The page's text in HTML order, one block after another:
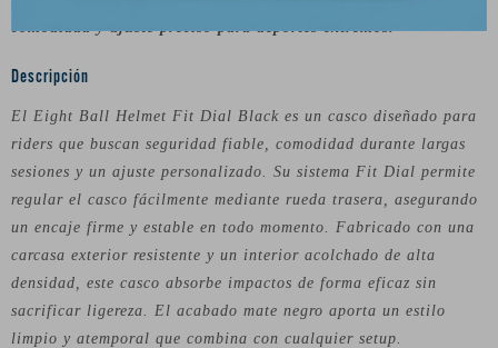
Descripción
El Eight Ball Helmet Fit Dial Black es un casco diseñado para
riders que buscan seguridad fiable, comodidad durante largas
sesiones y un ajuste personalizado. Su sistema Fit Dial permite
regular el casco fácilmente mediante rueda trasera, asegurando
un encaje firme y estable en todo momento. Fabricado con una
carcasa exterior resistente y un interior acolchado de alta
densidad, este casco absorbe impactos de forma eficaz sin
sacrificar ligereza. El acabado mate negro aporta un estilo
limpio y atemporal que combina con cualquier setup.